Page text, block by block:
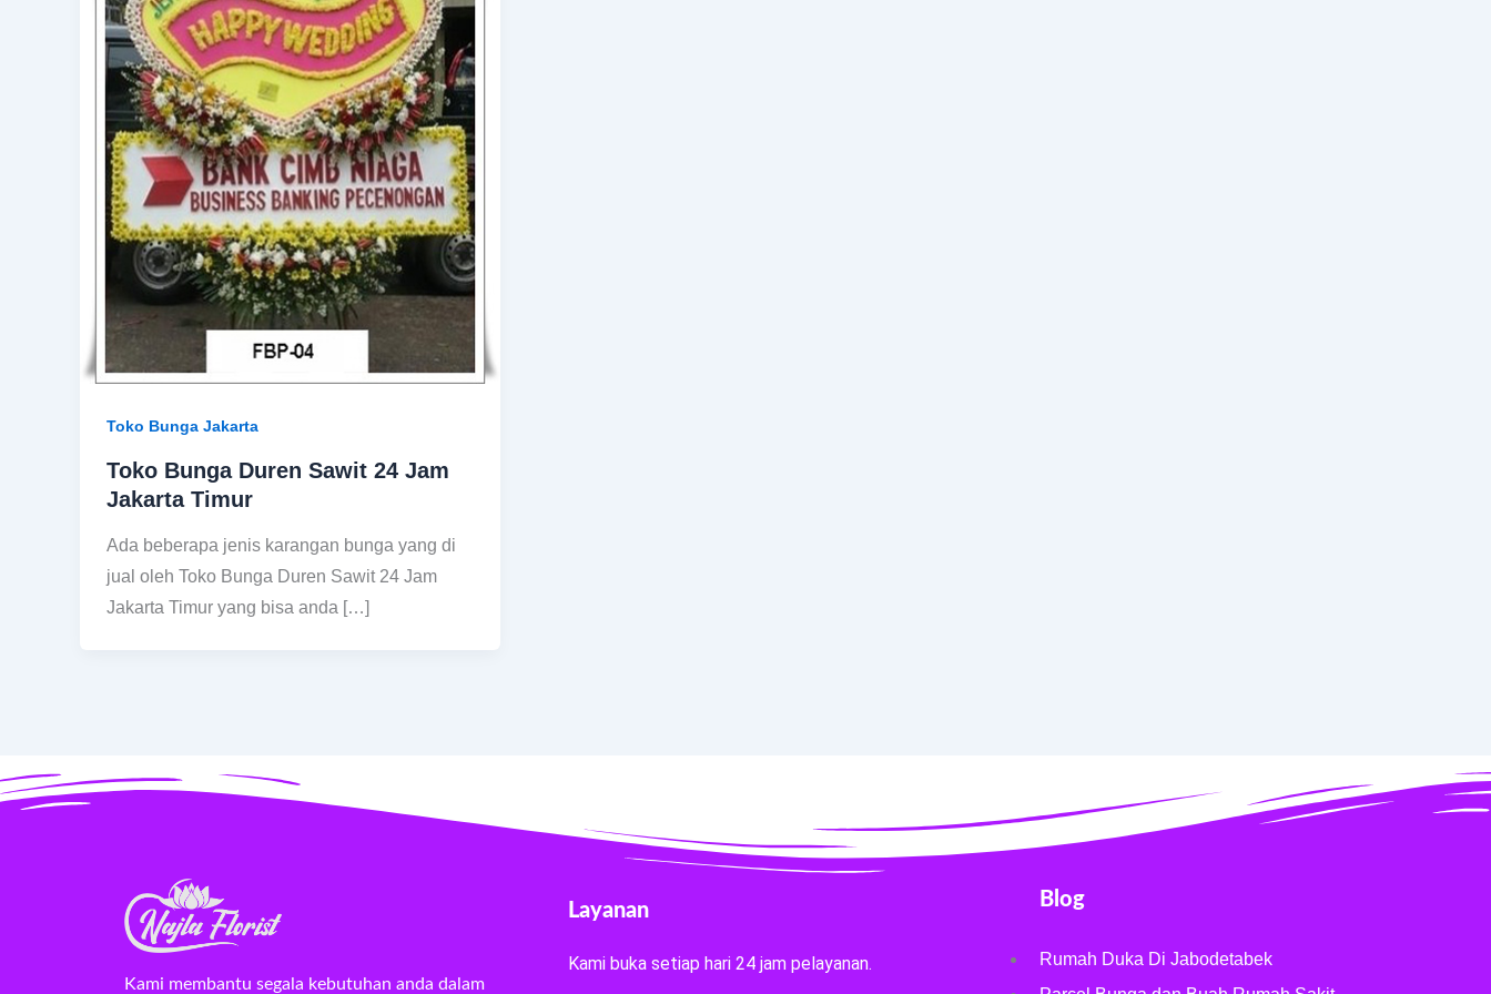
Toko Bunga Jakarta
Toko Bunga Duren Sawit 24 Jam
Jakarta Timur
Ada beberapa jenis karangan bunga yang di
jual oleh Toko Bunga Duren Sawit 24 Jam
Jakarta Timur yang bisa anda […]
Kami membantu segala kebutuhan anda dalam
Layanan
Kami buka setiap hari 24 jam pelayanan.
Blog
Rumah Duka Di Jabodetabek